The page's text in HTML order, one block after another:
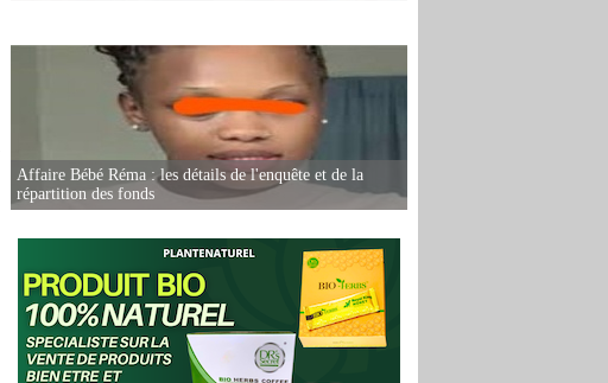
Affaire Bébé Réma : les détails de l'enquête et de la
répartition des fonds